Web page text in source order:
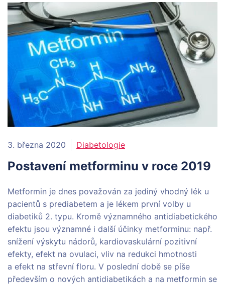
3. března 2020 Diabetologie
Postavení metforminu v roce 2019
Metformin je dnes považován za jediný vhodný lék u
pacientů s prediabetem a je lékem první volby u
diabetiků 2. typu. Kromě významného antidiabetického
efektu jsou významné i další účinky metforminu: např.
snížení výskytu nádorů, kardiovaskulární pozitivní
efekty, efekt na ovulaci, vliv na redukci hmotnosti
a efekt na střevní floru. V poslední době se píše
především o nových antidiabetikách a na metformin se